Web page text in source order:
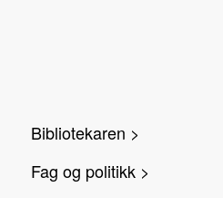
Bibliotekaren >
Fag og politikk >